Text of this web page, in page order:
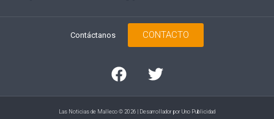
Contáctanos CONTACTO
Las Noticias de Malleco © 2026 | Desarrollador por Uno Publicidad